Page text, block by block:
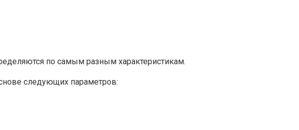
по самым разным характеристикам.
следующих параметров: